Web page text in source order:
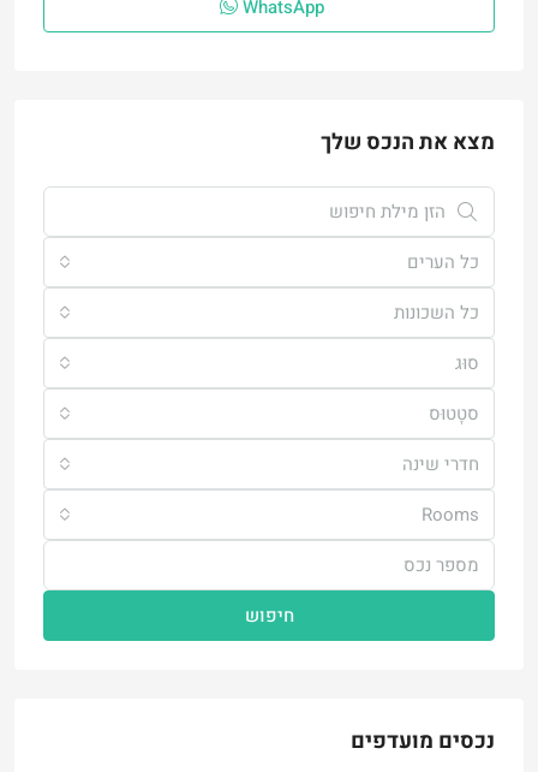
WhatsApp
מצא את הנכס שלך
כל הערים
כל השכונות
סוּג
סטָטוּס
חדרי שינה
Rooms
חיפוש
נכסים מועדפים